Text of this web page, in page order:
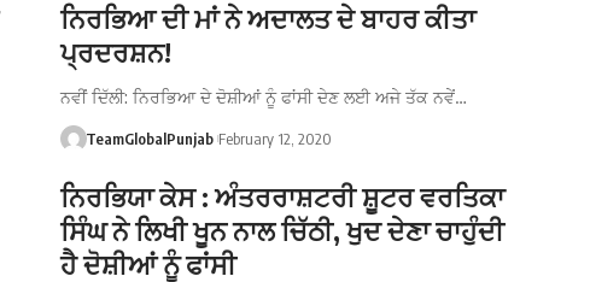
ਨਿਰਭਿਆ ਦੀ ਮਾਂ ਨੇ ਅਦਾਲਤ ਦੇ ਬਾਹਰ ਕੀਤਾ
ਪ੍ਰਦਰਸ਼ਨ!
ਨਵੀਂ ਦਿੱਲੀ: ਨਿਰਭਿਆ ਦੇ ਦੋਸ਼ੀਆਂ ਨੂੰ ਫਾਂਸੀ ਦੇਣ ਲਈ ਅਜੇ ਤੱਕ ਨਵੇਂ…
TeamGlobalPunjab February 12, 2020
ਨਿਰਭਿਯਾ ਕੇਸ : ਅੰਤਰਰਾਸ਼ਟਰੀ ਸ਼ੂਟਰ ਵਰਤਿਕਾ
ਸਿੰਘ ਨੇ ਲਿਖੀ ਖੂਨ ਨਾਲ ਚਿੱਠੀ, ਖੁਦ ਦੇਣਾ ਚਾਹੁੰਦੀ
ਹੈ ਦੋਸ਼ੀਆਂ ਨੂੰ ਫਾਂਸੀ